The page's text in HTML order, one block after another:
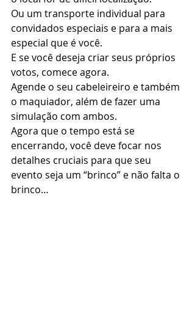
Ou um transporte individual para
convidados especiais e para a mais
especial que é você.
E se você deseja criar seus próprios
votos, comece agora.
Agende o seu cabeleireiro e também
o maquiador, além de fazer uma
simulação com ambos.
Agora que o tempo está se
encerrando, você deve focar nos
detalhes cruciais para que seu
evento seja um “brinco” e não falta o
brinco…